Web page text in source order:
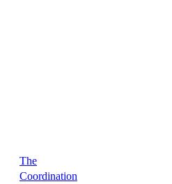
The
Coordination